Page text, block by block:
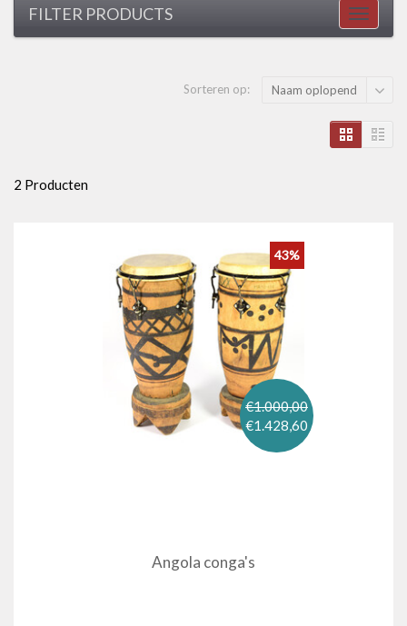
FILTER PRODUCTS
Sorteren op: Naam oplopend
2 Producten
€1.000,00
€1.428,60
43%
Angola conga's